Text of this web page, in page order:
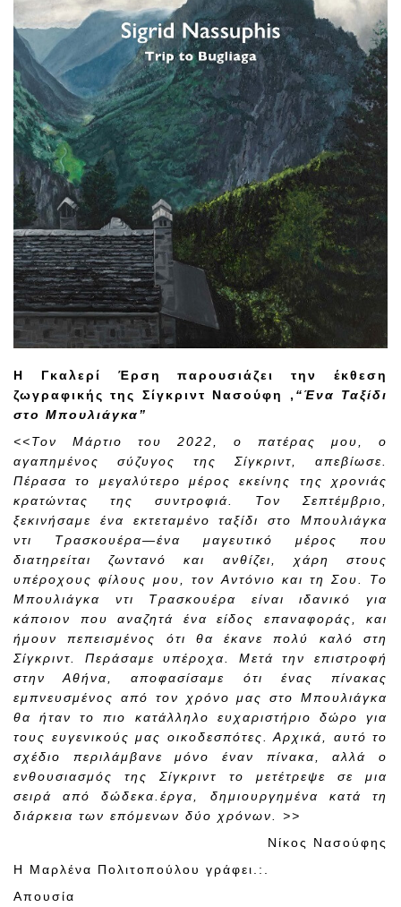
H
Γκαλερί Έρση παρουσιάζει την έκθεση
ζωγραφικής της Σίγκριντ Νασούφη , “Ένα Ταξίδι
στο Μπουλιάγκα”
<<Τον Μάρτιο του 2022, ο πατέρας μου, ο
αγαπημένος σύζυγος της Σίγκριντ, απεβίωσε.
Πέρασα το μεγαλύτερο μέρος εκείνης της χρονιάς
κρατώντας της συντροφιά. Τον Σεπτέμβριο,
ξεκινήσαμε ένα εκτεταμένο ταξίδι στο Μπουλιάγκα
ντι Τρασκουέρα—ένα μαγευτικό μέρος που
διατηρείται ζωντανό και ανθίζει, χάρη στους
υπέροχους φίλους μου, τον Αντόνιο και τη Σου. Το
Μπουλιάγκα ντι Τρασκουέρα είναι ιδανικό για
κάποιον που αναζητά ένα είδος επαναφοράς, και
ήμουν πεπεισμένος ότι θα έκανε πολύ καλό στη
Σίγκριντ. Περάσαμε υπέροχα. Μετά την επιστροφή
στην Αθήνα, αποφασίσαμε ότι ένας πίνακας
εμπνευσμένος από τον χρόνο μας στο Μπουλιάγκα
θα ήταν το πιο κατάλληλο ευχαριστήριο δώρο για
τους ευγενικούς μας οικοδεσπότες. Αρχικά, αυτό το
σχέδιο περιλάμβανε μόνο έναν πίνακα, αλλά ο
ενθουσιασμός της Σίγκριντ το μετέτρεψε σε μια
σειρά από δώδεκα.έργα, δημιουργημένα κατά τη
διάρκεια των επόμενων δύο χρόνων. >>
Νίκος Νασούφης
Η Μαρλένα Πολιτοπούλου γράφει.:.
Απουσία